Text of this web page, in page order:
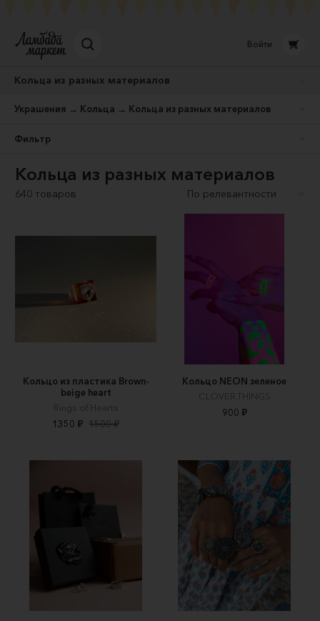
Войти
Кольца из разных материалов
Украшения → Кольца → Кольца из разных материалов
Фильтр
Кольца из разных материалов
640 товаров
Кольцо из пластика Brown-
beige heart
Rings of Hearts
1350 ₽ 1500 ₽
Кольцо NEON зеленое
CLOVER.THINGS
900 ₽